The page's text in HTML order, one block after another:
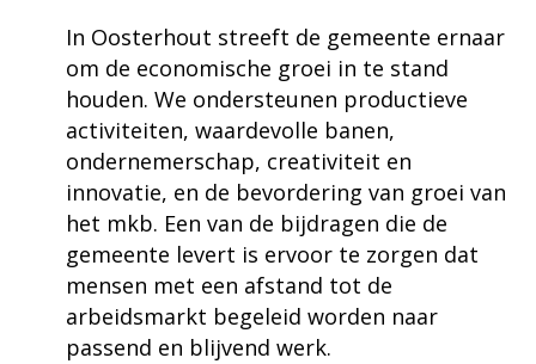
In Oosterhout streeft de gemeente ernaar
om de economische groei in te stand
houden. We ondersteunen productieve
activiteiten, waardevolle banen,
ondernemerschap, creativiteit en
innovatie, en de bevordering van groei van
het mkb. Een van de bijdragen die de
gemeente levert is ervoor te zorgen dat
mensen met een afstand tot de
arbeidsmarkt begeleid worden naar
passend en blijvend werk.